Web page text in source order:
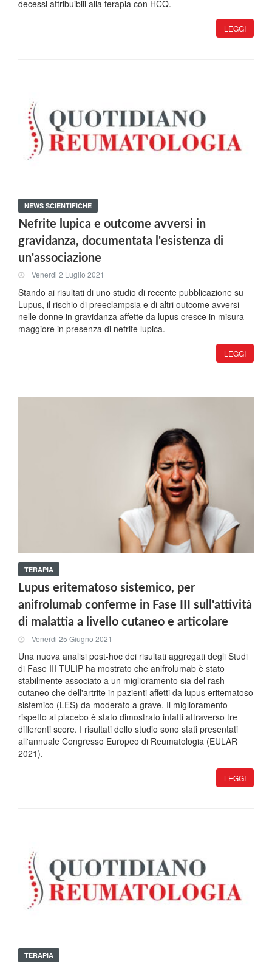
decessi attribuibili alla terapia con HCQ.
LEGGI
NEWS SCIENTIFICHE
Nefrite lupica e outcome avversi in
gravidanza, documentata l'esistenza di
un'associazione
Venerdi 2 Luglio 2021
Stando ai risultati di uno studio di recente pubblicazione su
Lupus, il rischio di preeclampsia e di altri outcome avversi
nelle donne in gravidanza affette da lupus cresce in misura
maggiore in presenza di nefrite lupica.
LEGGI
TERAPIA
Lupus eritematoso sistemico, per
anifrolumab conferme in Fase III sull'attività
di malattia a livello cutaneo e articolare
Venerdi 25 Giugno 2021
Una nuova analisi post-hoc dei risultati aggregati degli Studi
di Fase III TULIP ha mostrato che anifrolumab è stato
stabilmente associato a un miglioramento sia del rash
cutaneo che dell'artrite in pazienti affetti da lupus eritematoso
sistemico (LES) da moderato a grave. Il miglioramento
rispetto al placebo è stato dimostrato infatti attraverso tre
differenti score. I risultati dello studio sono stati presentati
all'annuale Congresso Europeo di Reumatologia (EULAR
2021).
LEGGI
TERAPIA